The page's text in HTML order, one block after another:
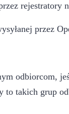
rejestratory
przez
odbiorcom,
to takich grup